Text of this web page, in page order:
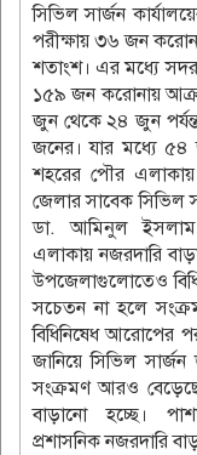
সিভিল সার্জন
পরীক্ষায় ৩৬ জন
শতাংশ। এর মধ্যে
১৫৯ জন করোনায়
জুন থেকে ২৪ জুন
জনের। যার মধ্যে
শহরের পৌর এলাকায়
জেলার সাবেক সিভিল
ডা. আমিনুল ইসলাম
এলাকায় নজরদারি
উপজেলাগুলোতেও
সচেতন না হলে
বিধিনিষেধ আরোপের
জানিয়ে সিভিল
সংক্রমণ আরও
বাড়ানো হচ্ছে।
প্রশাসনিক নজরদারি